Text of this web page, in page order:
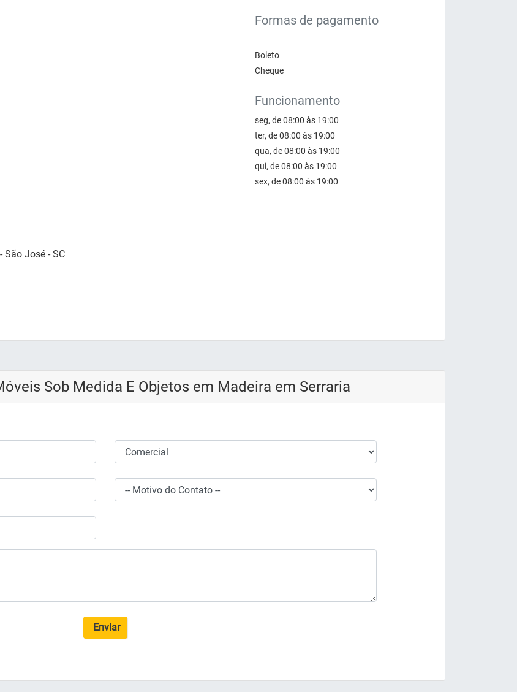
Formas de pagamento
Boleto
Cheque
Funcionamento
seg, de 08:00 às 19:00
ter, de 08:00 às 19:00
qua, de 08:00 às 19:00
qui, de 08:00 às 19:00
sex, de 08:00 às 19:00
São José - SC
Sob Medida E Objetos em Madeira em Serraria
Enviar